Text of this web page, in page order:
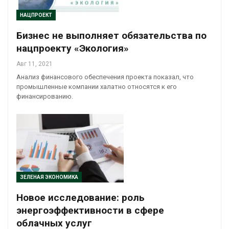
НАЦПРОЕКТ
Бизнес не выполняет обязательства по
нацпроекту «Экология»
Авг 11, 2021
Анализ финансового обеспечения проекта показал, что
промышленные компании халатно относятся к его
финансированию.
ЗЕЛЕНАЯ ЭКОНОМИКА
Новое исследование: роль
энергоэффективности в сфере
облачных услуг